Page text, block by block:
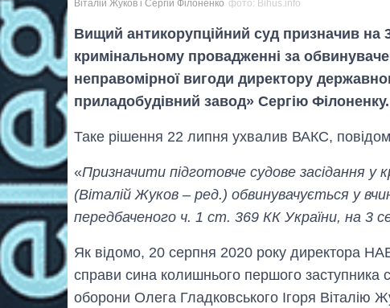
Віталій Жуков і Сергій Філоненко фото: Bihus.info
Вищий антикорупційний суд призначив на
кримінальному провадженні за
неправомірної вигоди директору
приладобудівний завод» Сергію Філоненку.
Таке рішення 22 липня ухвалив ВАКС,
«Призначити підготовче судове засідання у
(Віталій Жуков – ред.) обвинувачується у
передбаченого ч. 1 ст. 369 КК України, на 3
Як відомо, 20 серпня 2020 року директора
справи сина колишнього першого заступника
оборони Олега Гладковського Ігоря Віталію